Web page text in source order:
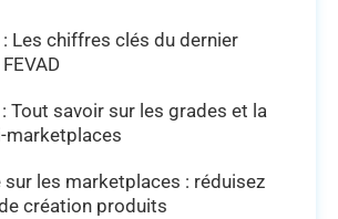
Les chiffres clés du dernier
Tout savoir sur les grades et la
sur les marketplaces : réduisez
création produits